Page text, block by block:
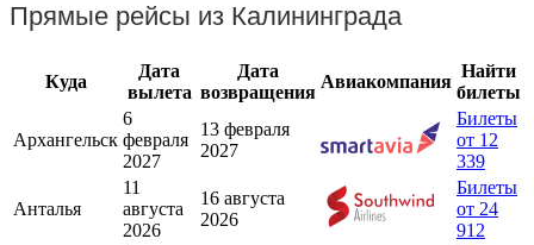
Прямые рейсы из Калининграда
Куда
Дата
вылета
Дата
возвращения
Авиакомпания
Найти
билеты
Архангельск
6
февраля
2027
13 февраля
2027
Билеты
от 12
339
Анталья
11
августа
2026
16 августа
2026
Билеты
от 24
912